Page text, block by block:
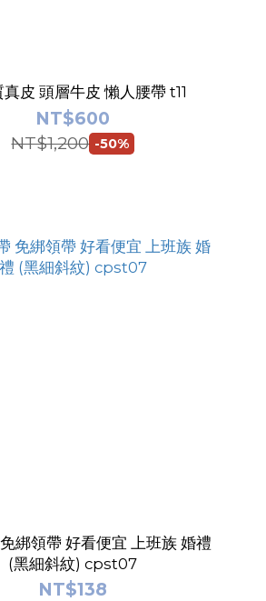
皮 頭層牛皮 懶人腰帶 t11
NT$600
NT$1,200 -50%
綁領帶 好看便宜 上班族 婚禮
(黑細斜紋) cpst07
NT$138